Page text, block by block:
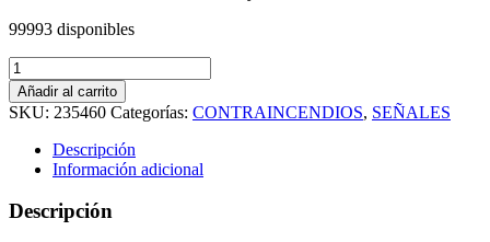
99993 disponibles
CUBO
CONTRA
INCENDIOS
(15x15cm)
Phot.Vin.
IMO
235460
cantidad
Añadir al carrito
SKU: 235460 Categorías: CONTRAINCENDIOS, SEÑALES
Descripción
Información adicional
Descripción